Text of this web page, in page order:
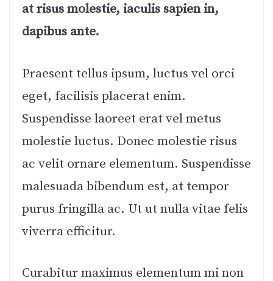
at risus molestie, iaculis sapien in,
dapibus ante.
Praesent tellus ipsum, luctus vel orci
eget, facilisis placerat enim.
Suspendisse laoreet erat vel metus
molestie luctus. Donec molestie risus
ac velit ornare elementum. Suspendisse
malesuada bibendum est, at tempor
purus fringilla ac. Ut ut nulla vitae felis
viverra efficitur.
Curabitur maximus elementum mi non